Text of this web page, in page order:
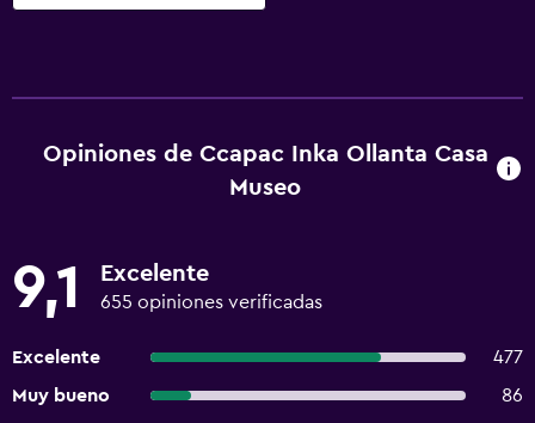
Opiniones de Ccapac Inka Ollanta Casa
Museo
9,1 Excelente
655 opiniones verificadas
Excelente
477
Muy bueno
86